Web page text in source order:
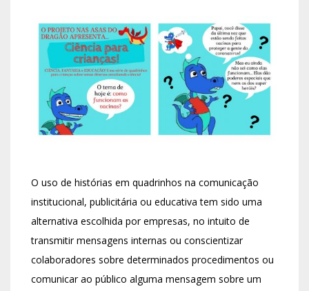
O uso de histórias em quadrinhos na comunicação
institucional, publicitária ou educativa tem sido uma
alternativa escolhida por empresas, no intuito de
transmitir mensagens internas ou conscientizar
colaboradores sobre determinados procedimentos ou
comunicar ao público alguma mensagem sobre um